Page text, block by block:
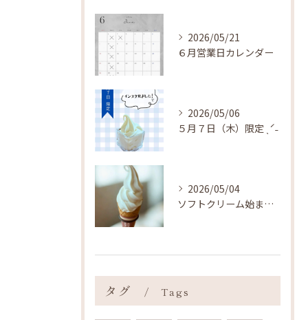
2026/05/21
６月営業日カレンダー
2026/05/06
５月７日（木）限定 ˎˊ˗
2026/05/04
ソフトクリーム始まりました ˎˊ˗
タグ Tags